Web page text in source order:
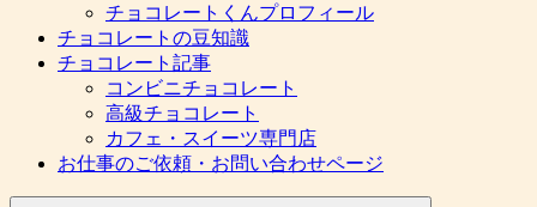
チョコレートくんプロフィール
チョコレートの豆知識
チョコレート記事
コンビニチョコレート
高級チョコレート
カフェ・スイーツ専門店
お仕事のご依頼・お問い合わせページ